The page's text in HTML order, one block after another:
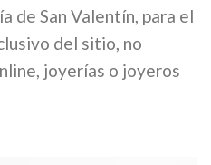
de San Valentín, para el
del sitio, no
joyerías o joyeros